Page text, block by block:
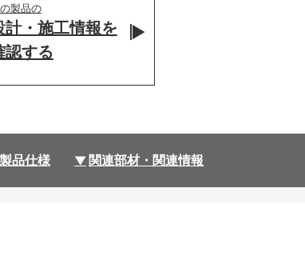
製品の
計・施工情報を
認する
製品仕様 関連部材・関連情報